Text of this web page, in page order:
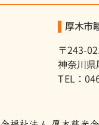
厚木市
〒243-
神奈川
TEL：